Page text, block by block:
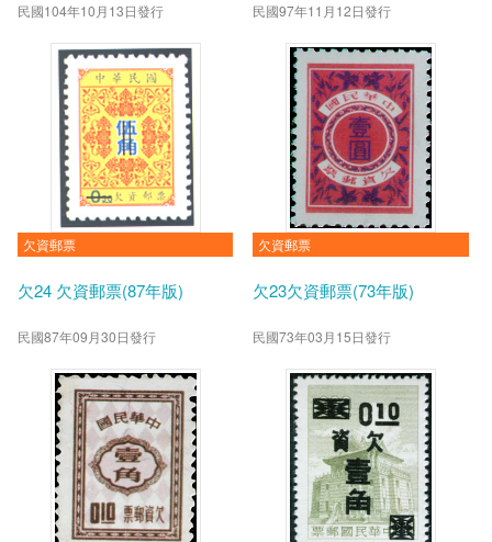
民國104年10月13日發行 民國97年11月12日發行
欠資郵票
欠24 欠資郵票(87年版)
民國87年09月30日發行
欠資郵票
欠23欠資郵票(73年版)
民國73年03月15日發行